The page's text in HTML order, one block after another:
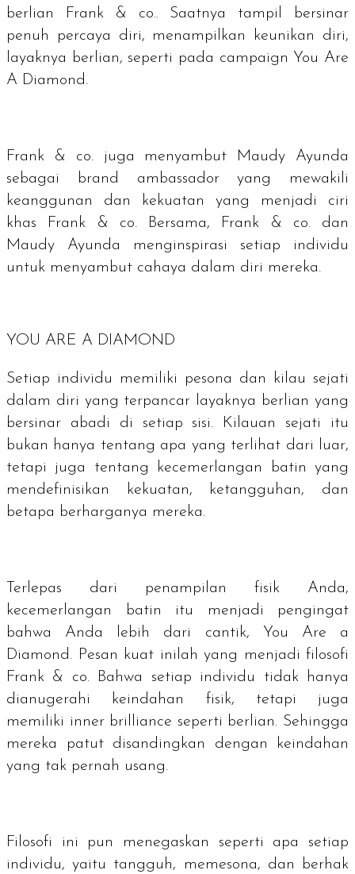
berlian Frank & co.. Saatnya tampil bersinar
penuh percaya diri, menampilkan keunikan diri,
layaknya berlian, seperti pada campaign You Are
A Diamond .
Frank & co. juga menyambut Maudy Ayunda
sebagai
brand ambassadoryang mewakili
keanggunan dan kekuatan yang menjadi ciri
khas Frank & co. Bersama, Frank & co. dan
Maudy Ayunda menginspirasi setiap individu
untuk menyambut cahaya dalam diri mereka.
YOU ARE A DIAMOND
Setiap individu memiliki pesona dan kilau sejati
dalam diri yang terpancar layaknya berlian yang
bersinar abadi di setiap sisi. Kilauan sejati itu
bukan hanya tentang apa yang terlihat dari luar,
tetapi juga tentang kecemerlangan batin yang
mendefinisikan kekuatan, ketangguhan, dan
betapa berharganya mereka.
Terlepas dari penampilan fisik Anda,
kecemerlangan batin itu menjadi pengingat
bahwa Anda lebih dari cantik,
You Are a
Diamond. Pesan kuat inilah yang menjadi filosofi
Frank & co. Bahwa setiap individu tidak hanya
dianugerahi keindahan fisik, tetapi juga
memiliki inner brilliance seperti berlian. Sehingga
mereka patut disandingkan dengan keindahan
yang tak pernah usang.
Filosofi ini pun menegaskan seperti apa setiap
individu, yaitu tangguh, memesona, dan berhak